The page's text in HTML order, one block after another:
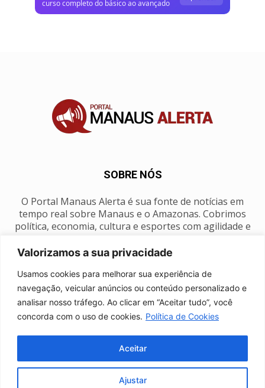
Valorizamos a sua privacidade
Usamos cookies para melhorar sua experiência de
navegação, veicular anúncios ou conteúdo personalizado e
analisar nosso tráfego. Ao clicar em “Aceitar tudo”, você
concorda com o uso de cookies. Política de Cookies
Ajustar
Aceitar
curso completo do básico ao avançado
SOBRE NÓS
O Portal Manaus Alerta é sua fonte de notícias em
tempo real sobre Manaus e o Amazonas. Cobrimos
política, economia, cultura e esportes com agilidade e
SIGA-NOS